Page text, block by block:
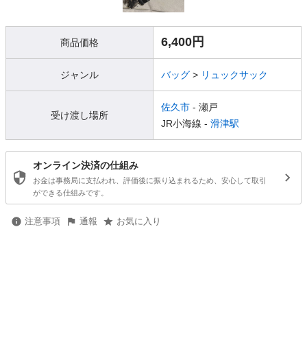
商品価格 6,400円
ジャンル バッグ > リュックサック
受け渡し場所
佐久市 - 瀬戸
JR小海線 - 滑津駅
オンライン決済の仕組み
お金は事務局に支払われ、評価後に振り込まれるため、安心して取引
ができる仕組みです。
注意事項 通報 お気に入り